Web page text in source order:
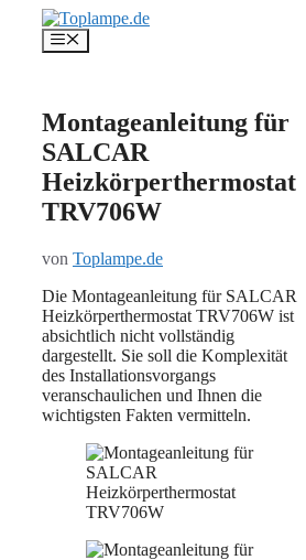
Inhalt
springen
Menü
Montageanleitung für
SALCAR
Heizkörperthermostat
TRV706W
von Toplampe.de
Die Montageanleitung für SALCAR
Heizkörperthermostat TRV706W ist
absichtlich nicht vollständig
dargestellt. Sie soll die Komplexität
des Installationsvorgangs
veranschaulichen und Ihnen die
wichtigsten Fakten vermitteln.